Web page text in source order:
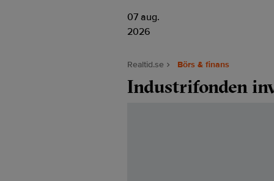
07 aug.
2026
Realtid.se Börs & finans
Industrifonden